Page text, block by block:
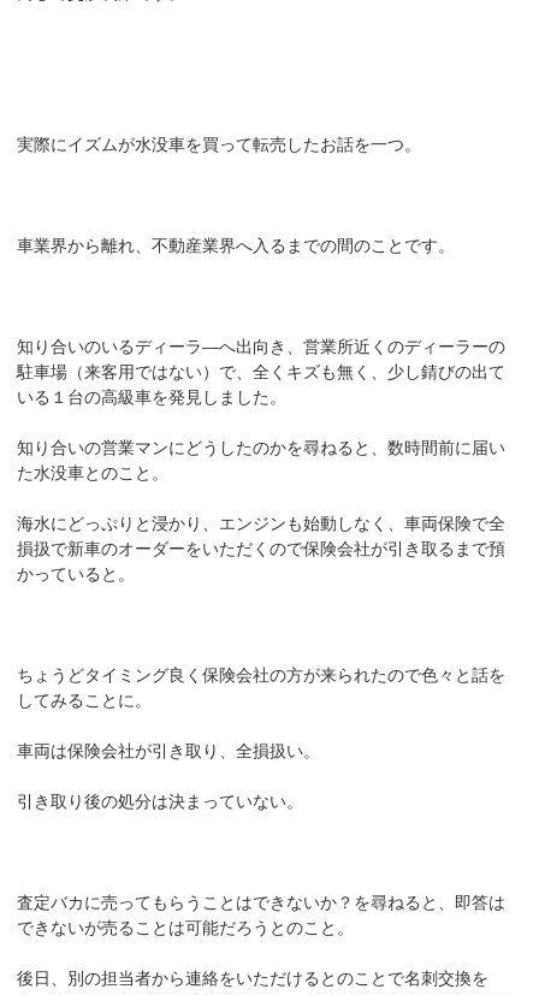
実際にイズムが水没車を買って転売したお話を一つ。
車業界から離れ、不動産業界へ入るまでの間のことです。
知り合いのいるディーラ―へ出向き、営業所近くのディーラーの
駐車場（来客用ではない）で、全くキズも無く、少し錆びの出て
いる１台の高級車を発見しました。
知り合いの営業マンにどうしたのかを尋ねると、数時間前に届い
た水没車とのこと。
海水にどっぷりと浸かり、エンジンも始動しなく、車両保険で全
損扱で新車のオーダーをいただくので保険会社が引き取るまで預
かっていると。
ちょうどタイミング良く保険会社の方が来られたので色々と話を
してみることに。
車両は保険会社が引き取り、全損扱い。
引き取り後の処分は決まっていない。
査定バカに売ってもらうことはできないか？を尋ねると、即答は
できないが売ることは可能だろうとのこと。
後日、別の担当者から連絡をいただけるとのことで名刺交換を